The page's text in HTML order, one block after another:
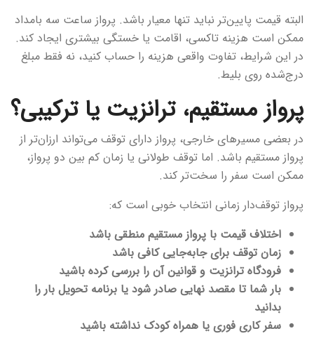
البته قیمت پایین‌تر نباید تنها معیار باشد. پرواز ساعت سه بامداد
ممکن است هزینه تاکسی، اقامت یا خستگی بیشتری ایجاد کند.
در این شرایط، تفاوت واقعی هزینه را حساب کنید، نه فقط مبلغ
درج‌شده روی بلیط.
پرواز مستقیم، ترانزیت یا ترکیبی؟
در بعضی مسیرهای خارجی، پرواز دارای توقف می‌تواند ارزان‌تر از
پرواز مستقیم باشد. اما توقف طولانی یا زمان کم بین دو پرواز،
ممکن است سفر را سخت‌تر کند.
پرواز توقف‌دار زمانی انتخاب خوبی است که:
اختلاف قیمت با پرواز مستقیم منطقی باشد
زمان توقف برای جابه‌جایی کافی باشد
فرودگاه ترانزیت و قوانین آن را بررسی کرده باشید
بار شما تا مقصد نهایی صادر شود یا برنامه تحویل بار را
بدانید
سفر کاری فوری یا همراه کودک نداشته باشید